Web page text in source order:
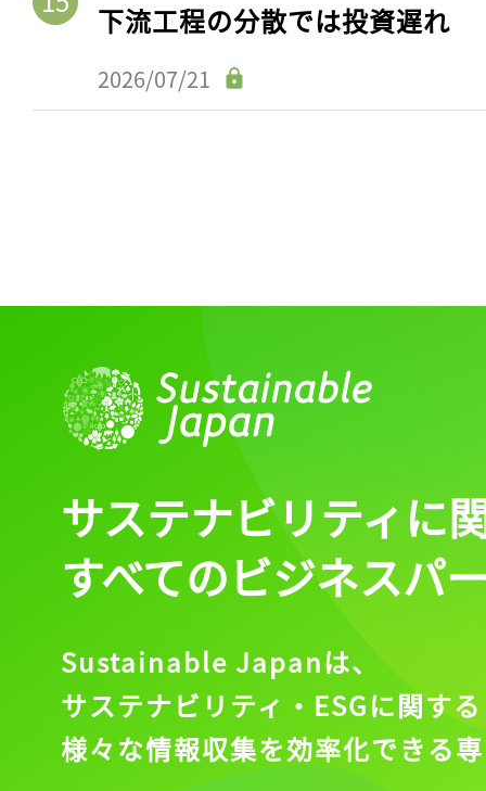
下流工程の分散では投資遅れ
2026/07/21 会員登録
サステナビリティに
すべてのビジネスパ
Sustainable Japanは、
サステナビリティ・ESGに関する
様々な情報収集を効率化できる